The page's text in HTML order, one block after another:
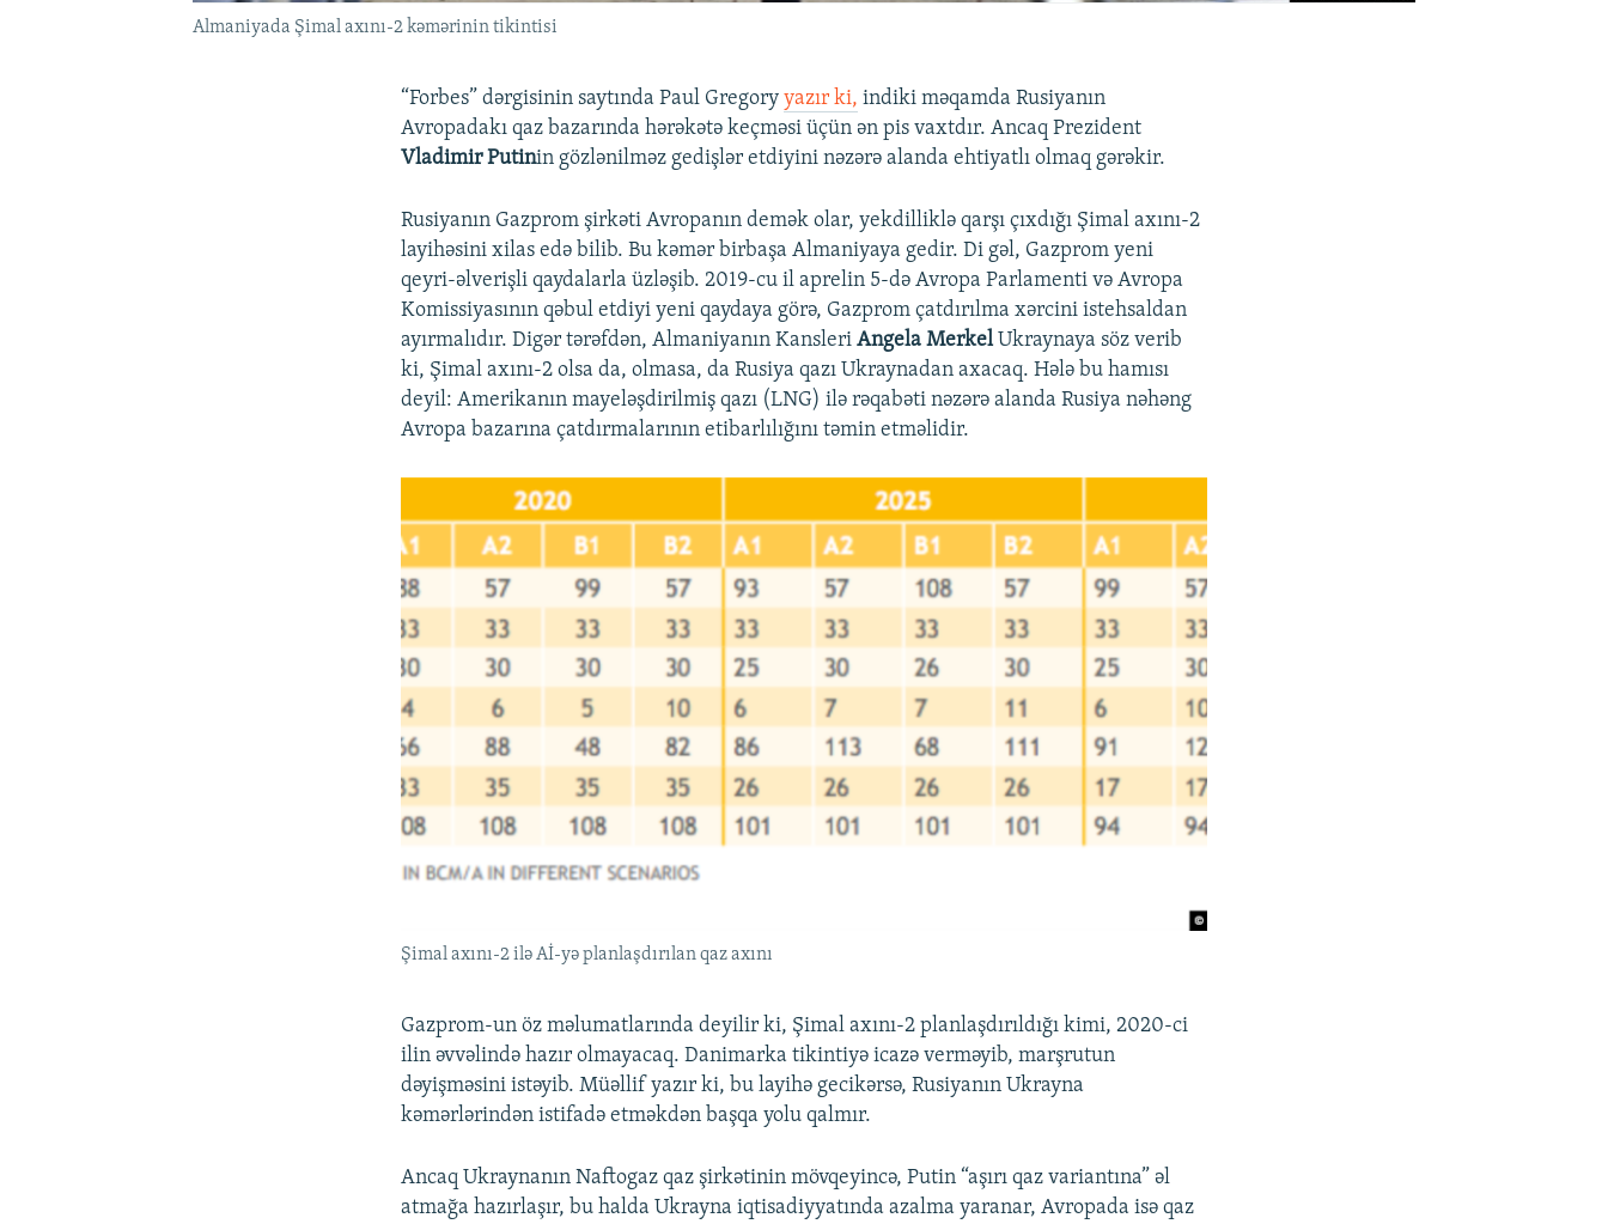
Almaniyada Şimal axını-2 kəmərinin tikintisi
“Forbes” dərgisinin saytında Paul Gregoryyazır ki, indiki məqamda Rusiyanın
Avropadakı qaz bazarında hərəkətə keçməsi üçün ən pis vaxtdır. Ancaq Prezident
Vladimir Putinin gözlənilməz gedişlər etdiyini nəzərə alanda ehtiyatlı olmaq gərəkir.
Rusiyanın Gazprom şirkəti Avropanın demək olar, yekdilliklə qarşı çıxdığı Şimal axını-2
layihəsini xilas edə bilib. Bu kəmər birbaşa Almaniyaya gedir. Di gəl, Gazprom yeni
qeyri-əlverişli qaydalarla üzləşib. 2019-cu il aprelin 5-də Avropa Parlamenti və Avropa
Komissiyasının qəbul etdiyi yeni qaydaya görə, Gazprom çatdırılma xərcini istehsaldan
ayırmalıdır. Digər tərəfdən, Almaniyanın KansleriAngela MerkelUkraynaya söz verib
ki, Şimal axını-2 olsa da, olmasa, da Rusiya qazı Ukraynadan axacaq. Hələ bu hamısı
deyil: Amerikanın mayeləşdirilmiş qazı (LNG) ilə rəqabəti nəzərə alanda Rusiya nəhəng
Avropa bazarına çatdırmalarının etibarlılığını təmin etməlidir.
Şimal axını-2 ilə Aİ-yə planlaşdırılan qaz axını
Gazprom-un öz məlumatlarında deyilir ki, Şimal axını-2 planlaşdırıldığı kimi, 2020-ci
ilin əvvəlində hazır olmayacaq. Danimarka tikintiyə icazə verməyib, marşrutun
dəyişməsini istəyib. Müəllif yazır ki, bu layihə gecikərsə, Rusiyanın Ukrayna
kəmərlərindən istifadə etməkdən başqa yolu qalmır.
Ancaq Ukraynanın Naftogaz qaz şirkətinin mövqeyincə, Putin “aşırı qaz variantına” əl
atmağa hazırlaşır, bu halda Ukrayna iqtisadiyyatında azalma yaranar, Avropada isə qaz